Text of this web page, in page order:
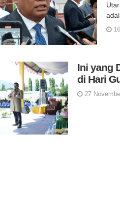
16
Ini yang
di Hari
27